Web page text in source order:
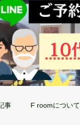
事 F roomについて